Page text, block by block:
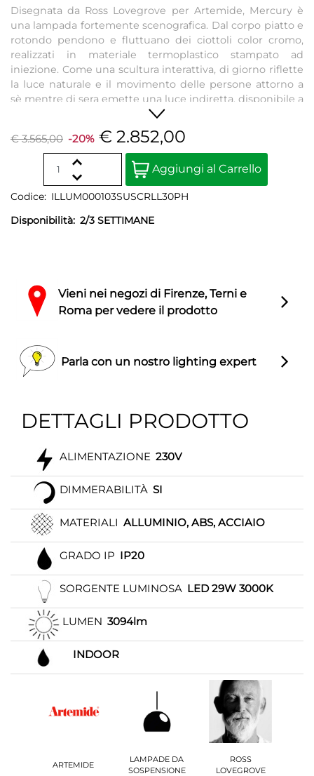
Disegnata da Ross Lovegrove per Artemide, Mercury è
una lampada fortemente scenografica. Dal corpo piatto e
rotondo pendono e fluttuano dei ciottoli color cromo,
realizzati in materiale termoplastico stampato ad
iniezione. Come una scultura interattiva, di giorno riflette
la luce naturale e il movimento delle persone attorno a
sè mentre di sera emette una luce indiretta, disponibile a
€ 3.565,00 -20% € 2.852,00
Quantity
Aggiungi al Carrello
Codice: ILLUM000103SUSCRLL30PH
Disponibilità: 2/3 SETTIMANE
Vieni nei negozi di Firenze, Terni e
Roma per vedere il prodotto
Parla con un nostro lighting expert
DETTAGLI PRODOTTO
ALIMENTAZIONE 230V
DIMMERABILITÀ SI
MATERIALI ALLUMINIO, ABS, ACCIAIO
GRADO IP IP20
SORGENTE LUMINOSA LED 29W 3000K
LUMEN 3094lm
INDOOR
ARTEMIDE
LAMPADE DA
SOSPENSIONE
ROSS
LOVEGROVE